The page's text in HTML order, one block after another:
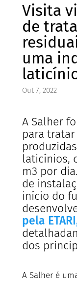
Visita
de
uma
Out 7, 2022
A Salher
para
laticínios,
m3 por
de
início do
pela
dos
A Salher é